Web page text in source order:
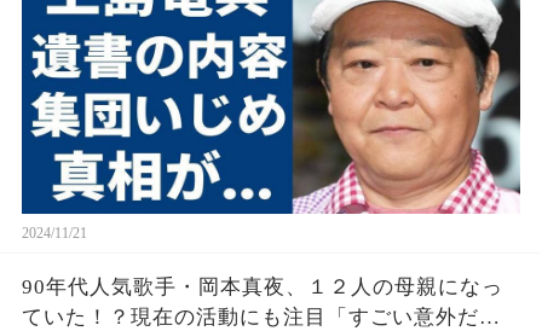
2024/11/21
90年代人気歌手・岡本真夜、１２人の母親になっ
ていた！？現在の活動にも注目「すごい意外だ